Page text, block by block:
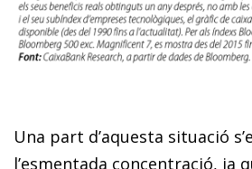
Una part d’aquesta situació
l’esmentada concentració, ja